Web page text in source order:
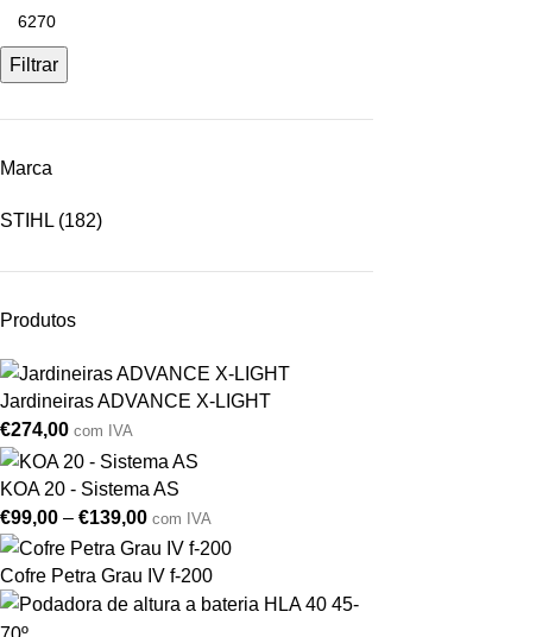
Filtrar
Marca
STIHL (182)
Produtos
Jardineiras ADVANCE X-LIGHT
€274,00 com IVA
KOA 20 - Sistema AS
€99,00 – €139,00 com IVA
Cofre Petra Grau IV f-200